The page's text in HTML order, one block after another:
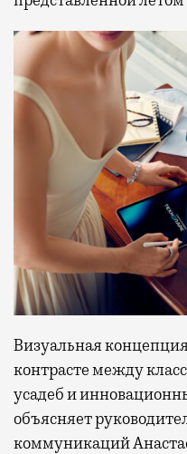
Визуальная
контрасте между
усадеб и
объясняет
коммуникаций